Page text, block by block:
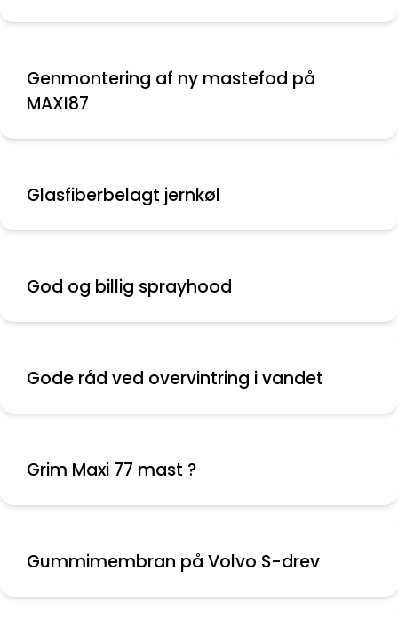
Genmontering af ny mastefod på
MAXI87
Glasfiberbelagt jernkøl
God og billig sprayhood
Gode råd ved overvintring i vandet
Grim Maxi 77 mast ?
Gummimembran på Volvo S-drev